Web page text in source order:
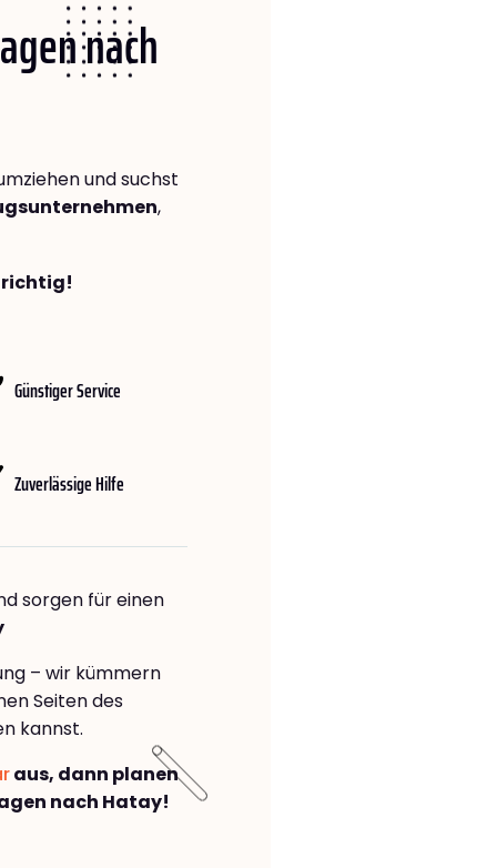
nach
und suchst
,
richtig!
Günstiger Service
Zuverlässige Hilfe
sorgen für einen
– wir kümmern
Seiten des
kannst.
aus, dann planen
nach Hatay!